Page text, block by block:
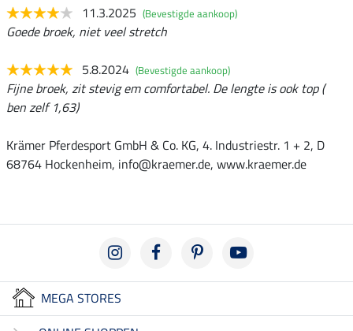
11.3.2025 (Bevestigde aankoop)
Goede broek, niet veel stretch
5.8.2024 (Bevestigde aankoop)
Fijne broek, zit stevig em comfortabel. De lengte is ook top (
ben zelf 1,63)
Krämer Pferdesport GmbH & Co. KG, 4. Industriestr. 1 + 2, D
68764 Hockenheim, info@kraemer.de, www.kraemer.de
MEGA STORES